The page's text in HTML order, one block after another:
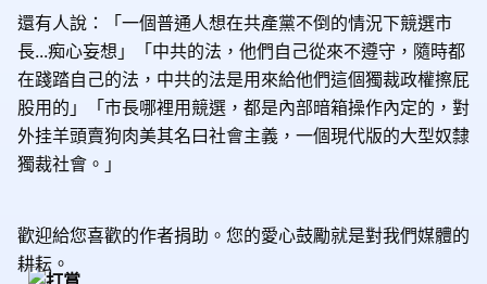
還有人說：「一個普通人想在共產黨不倒的情況下競選市
長...痴心妄想」「中共的法，他們自己從來不遵守，隨時都
在踐踏自己的法，中共的法是用來給他們這個獨裁政權擦屁
股用的」「市長哪裡用競選，都是內部暗箱操作內定的，對
外挂羊頭賣狗肉美其名曰社會主義，一個現代版的大型奴隸
獨裁社會。」
歡迎給您喜歡的作者捐助。您的愛心鼓勵就是對我們媒體的
耕耘。